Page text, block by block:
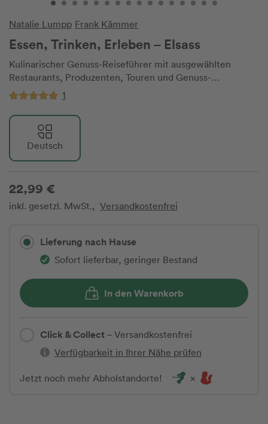
Natalie Lumpp Frank Kämmer
Essen, Trinken, Erleben – Elsass
Kulinarischer Genuss-Reiseführer mit ausgewählten
Restaurants, Produzenten, Touren und Genuss-
Erlebnissen 1
Deutsch
22,99 €
inkl. gesetzl. MwSt., Versandkostenfrei
Lieferung nach Hause
Sofort lieferbar, geringer Bestand
In den Warenkorb
Click & Collect – Versandkostenfrei
Verfügbarkeit in Ihrer Nähe prüfen
Jetzt noch mehr Abholstandorte!